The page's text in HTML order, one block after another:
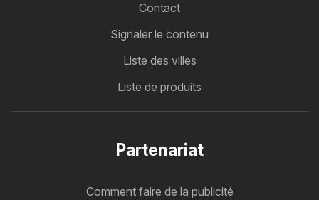
Contact
Signaler le contenu
Liste des villes
Liste de produits
Partenariat
Comment faire de la publicité